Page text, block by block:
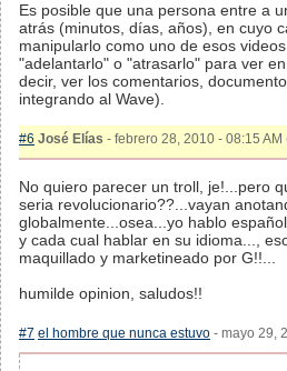
Es posible que una persona entre a
atrás (minutos, días, años), en cuyo
manipularlo como uno de esos
"adelantarlo" o "atrasarlo" para ver
decir, ver los comentarios,
integrando al Wave).
#6 José Elías - febrero 28, 2010 - 08:15
No quiero parecer un troll, je!...pero
seria revolucionario??...vayan
globalmente...osea...yo hablo
y cada cual hablar en su idioma...,
maquillado y marketineado por G!!...
humilde opinion, saludos!!
#7 el hombre que nunca estuvo - mayo 29,